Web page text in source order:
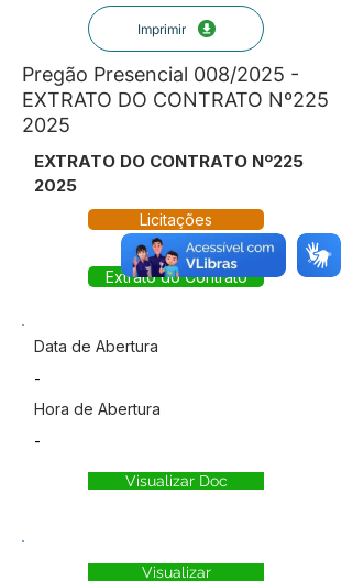
Imprimir
Pregão Presencial 008/2025 -
EXTRATO DO CONTRATO Nº225
2025
EXTRATO DO CONTRATO Nº225
2025
Licitações
Extrato do Contrato
Data de Abertura
-
Hora de Abertura
-
Visualizar Doc
Visualizar